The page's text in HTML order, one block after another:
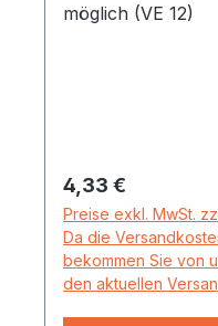
möglich (VE 12)
Regulärer Preis:
4,33 €
Preise exkl. MwSt.
Da die
bekommen Sie von
den aktuellen